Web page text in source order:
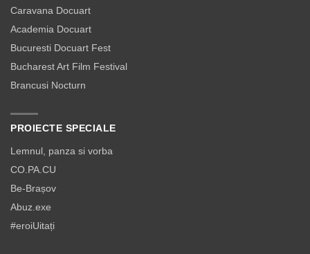
Caravana Docuart
Academia Docuart
Bucuresti Docuart Fest
Bucharest Art Film Festival
Brancusi Nocturn
PROIECTE SPECIALE
Lemnul, panza si vorba
CO.PA.CU
Be-Brașov
Abuz.exe
#eroiUitați